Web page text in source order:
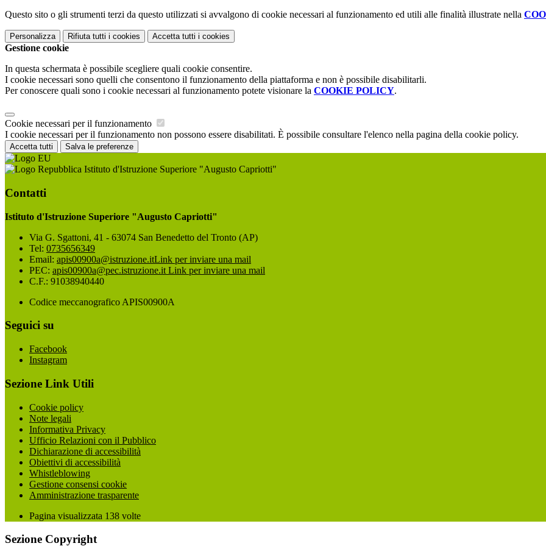
Questo sito o gli strumenti terzi da questo utilizzati si avvalgono di cookie necessari al funzionamento ed utili alle finalità illustrate nella
Personalizza Rifiuta tutti i cookies Accetta tutti i cookies
Gestione cookie
In questa schermata è possibile scegliere quali cookie consentire.
I cookie necessari sono quelli che consentono il funzionamento della piattaforma e non è possibile disabilitarli.
Per conoscere quali sono i cookie necessari al funzionamento potete visionare la COOKIE POLICY.
Cookie necessari per il funzionamento
I cookie necessari per il funzionamento non possono essere disabilitati. È possibile consultare l'elenco nella pagina della cookie policy.
Accetta tutti Salva le preferenze
Istituto d'Istruzione Superiore "Augusto Capriotti"
Contatti
Istituto d'Istruzione Superiore "Augusto Capriotti"
Via G. Sgattoni, 41 - 63074 San Benedetto del Tronto (AP)
Tel: 0735656349
Email: apis00900a@istruzione.itLink per inviare una mail
PEC: apis00900a@pec.istruzione.it Link per inviare una mail
C.F.: 91038940440
Codice meccanografico APIS00900A
Seguici su
Facebook
Instagram
Sezione Link Utili
Cookie policy
Note legali
Informativa Privacy
Ufficio Relazioni con il Pubblico
Dichiarazione di accessibilità
Obiettivi di accessibilità
Whistleblowing
Gestione consensi cookie
Amministrazione trasparente
Pagina visualizzata 138 volte
Sezione Copyright